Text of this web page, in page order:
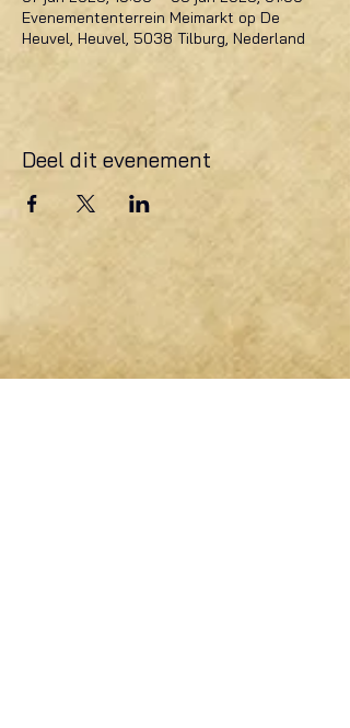
Evenemententerrein Meimarkt op De
Heuvel, Heuvel, 5038 Tilburg, Nederland
Deel dit evenement